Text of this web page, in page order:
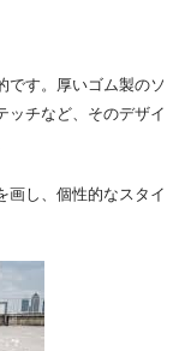
です。厚いゴム製のソ
ッチなど、そのデザイ
画し、個性的なスタイ